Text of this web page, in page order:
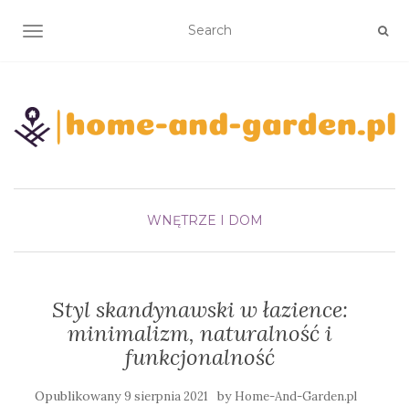
TOGGLE NAVIGATION
WNĘTRZE I DOM
Styl skandynawski w łazience:
minimalizm, naturalność i
funkcjonalność
Opublikowany9 sierpnia 2021 by Home-And-Garden.pl